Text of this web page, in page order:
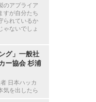
のアプライア
すが自分たち
られているか
ゃないでしょ
グ」一般社
ー協会 杉浦
日本ハッカ
気を出したら